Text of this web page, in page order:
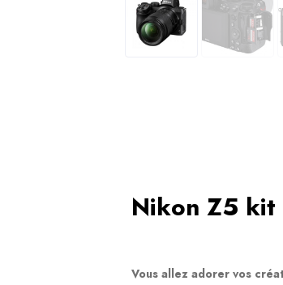
Nikon Z5 kit
Vous allez adorer vos